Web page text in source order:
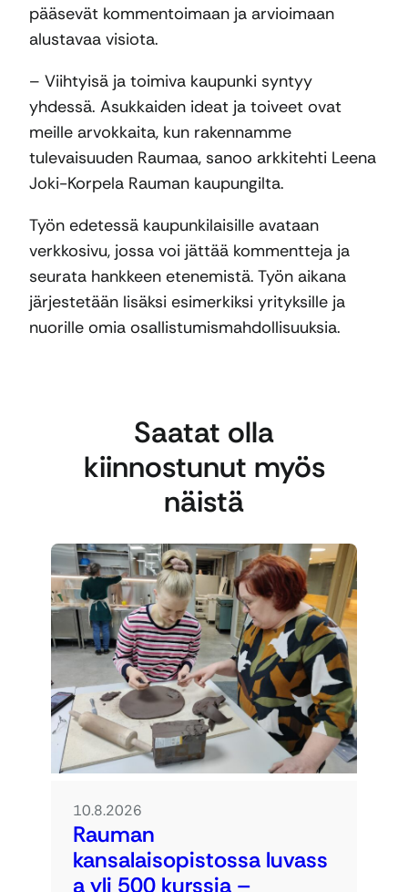
pääsevät kommentoimaan ja arvioimaan
alustavaa visiota.
– Viihtyisä ja toimiva kaupunki syntyy
yhdessä. Asukkaiden ideat ja toiveet ovat
meille arvokkaita, kun rakennamme
tulevaisuuden Raumaa, sanoo arkkitehti Leena
Joki-Korpela Rauman kaupungilta.
Työn edetessä kaupunkilaisille avataan
verkkosivu, jossa voi jättää kommentteja ja
seurata hankkeen etenemistä. Työn aikana
järjestetään lisäksi esimerkiksi yrityksille ja
nuorille omia osallistumismahdollisuuksia.
Saatat olla
kiinnostunut myös
näistä
10.8.2026
Rauman
kansalaisopistossa luvass
a yli 500 kurssia –